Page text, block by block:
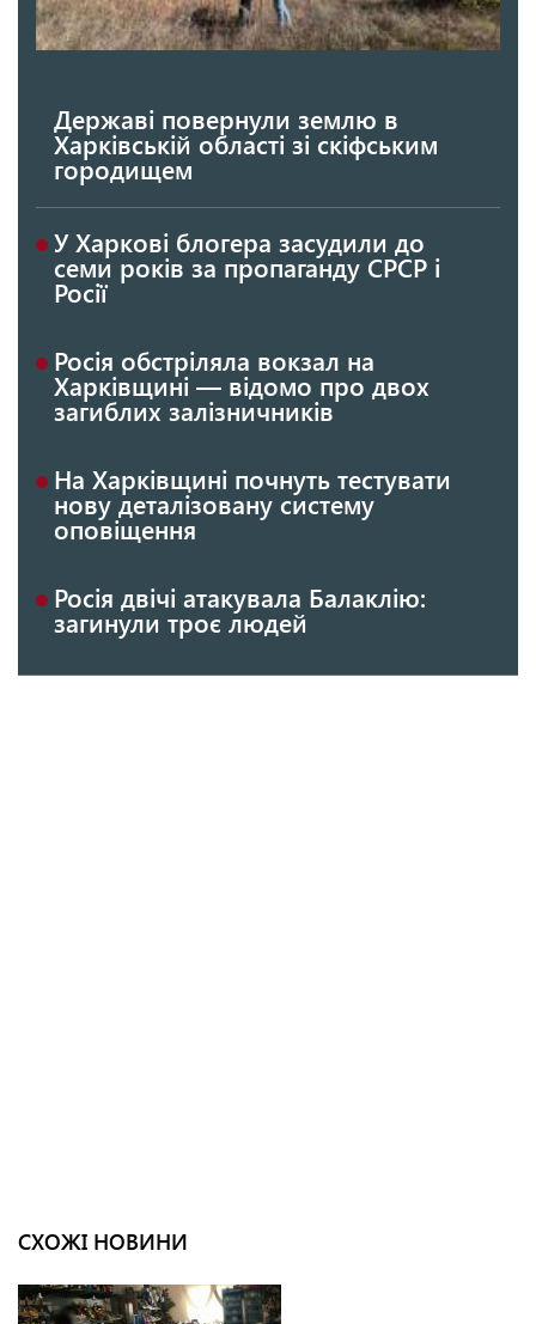
Державі повернули землю в
Харківській області зі скіфським
городищем
У Харкові блогера засудили до
семи років за пропаганду СРСР і
Росії
Росія обстріляла вокзал на
Харківщині — відомо про двох
загиблих залізничників
На Харківщині почнуть тестувати
нову деталізовану систему
оповіщення
Росія двічі атакувала Балаклію:
загинули троє людей
СХОЖІ НОВИНИ